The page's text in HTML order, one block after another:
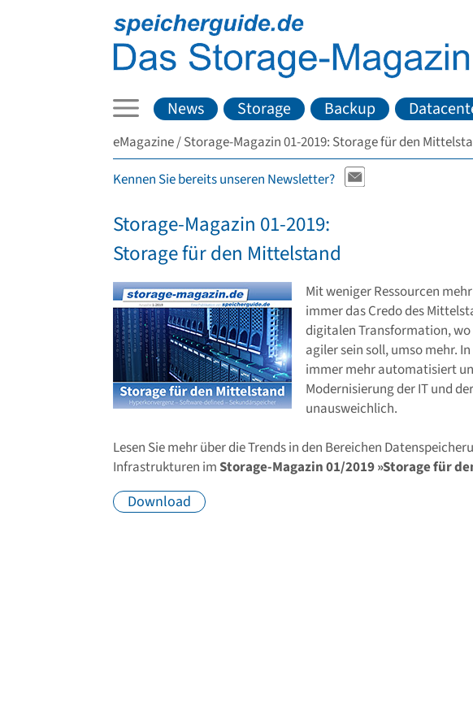
News Storage Backup
eMagazine Storage-Magazin 01-2019: Storage für den
Kennen Sie bereits unseren Newsletter?
Storage-Magazin 01-2019:
Storage für den Mittelstand
Mit weniger Ressourcen
immer das Credo des
digitalen Transformation, wo
agiler sein soll, umso mehr.
immer mehr automatisiert
Modernisierung der IT und
unausweichlich.
Lesen Sie mehr über die Trends in den Bereichen
Infrastrukturen imStorage-Magazin 01/2019 »Storage für
Download